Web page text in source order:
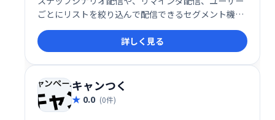
ごとにリストを絞り込んで配信できるセグメント機能
などを追加。メールよりも到達率が高く、リアルタイ
ムにプッシュ通知がされるLINEメッセージを送信でき
るようになります。30日間無料でお試しができます.
詳しく見る
キャンつく
0.0 (0件)